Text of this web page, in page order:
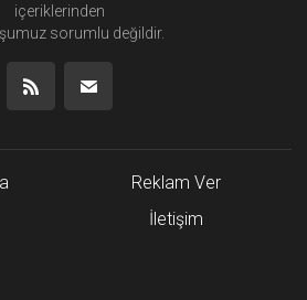
içeriklerinden
sorumlu değildir.
Reklam Ver
İletişim